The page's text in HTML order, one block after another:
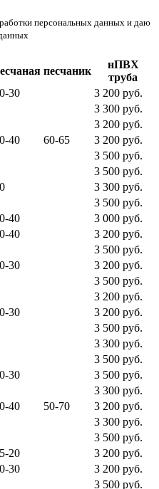
персональных данных и даю
песчаник
нПВХ
труба
30
3 200 руб.
3 300 руб.
3 200 руб.
40 60-65
3 200 руб.
3 500 руб.
3 500 руб.
3 300 руб.
3 500 руб.
40
3 000 руб.
40
3 200 руб.
3 500 руб.
30
3 200 руб.
3 500 руб.
3 200 руб.
30
3 200 руб.
3 500 руб.
3 300 руб.
3 500 руб.
30
3 500 руб.
3 300 руб.
40 50-70
3 200 руб.
3 300 руб.
3 500 руб.
20
3 200 руб.
30
3 200 руб.
3 500 руб.